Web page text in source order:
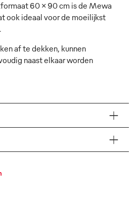
60 x 90 cm is de Mewa
ook ideaal voor de moeilijkst
af te dekken, kunnen
naast elkaar worden